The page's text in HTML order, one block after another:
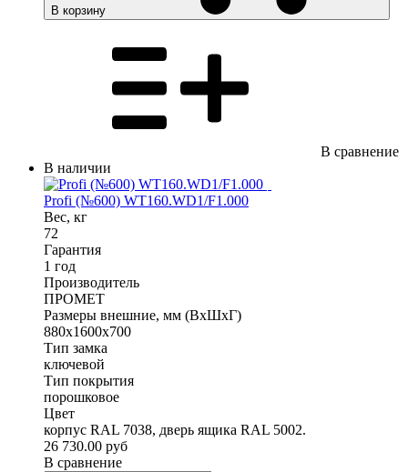
В корзину
В сравнение
В наличии
Profi (№600) WT160.WD1/F1.000
Вес, кг
72
Гарантия
1 год
Производитель
ПРОМЕТ
Размеры внешние, мм (ВхШхГ)
880x1600x700
Тип замка
ключевой
Тип покрытия
порошковое
Цвет
корпус RAL 7038, дверь ящика RAL 5002.
26 730.00 руб
В сравнение